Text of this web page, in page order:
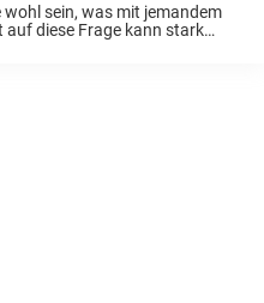
sein, was mit jemandem
diese Frage kann stark